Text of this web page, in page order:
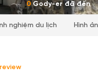
0Gody-er đã đến
nghiệm du lịch Hình